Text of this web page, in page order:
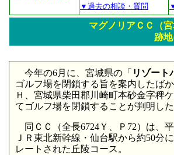
▼過去の相談・質問
マグノリアＣＣ（
跡
今年の6月に、宮城県の「 リゾート
ゴルフ場を閉鎖する旨を案内したば
Ｈ、宮城県柴田郡川崎町本砂金字稗
てゴルフ場を閉鎖することが判明した
同ＣＣ（全長6724Ｙ、Ｐ72）は、
ＪＲ東北新幹線・仙台駅から約50分
レートされた丘陵コース。